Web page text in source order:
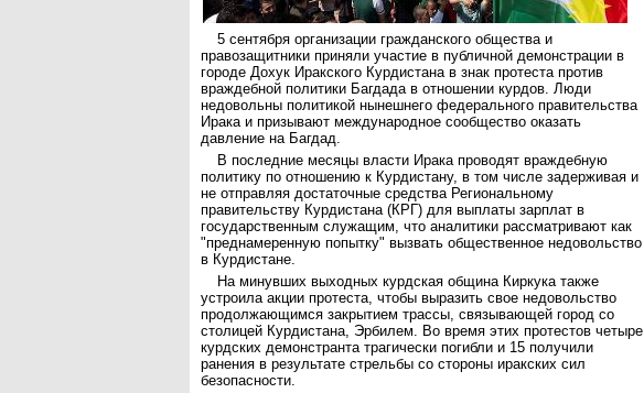
5 сентября организации гражданского общества и
правозащитники приняли участие в публичной демонстрации в
городе Дохук Иракского Курдистана в знак протеста против
враждебной политики Багдада в отношении курдов. Люди
недовольны политикой нынешнего федерального правительства
Ирака и призывают международное сообщество оказать
давление на Багдад.
В последние месяцы власти Ирака проводят враждебную
политику по отношению к Курдистану, в том числе задерживая и
не отправляя достаточные средства Региональному
правительству Курдистана (КРГ) для выплаты зарплат в
государственным служащим, что аналитики рассматривают как
"преднамеренную попытку" вызвать общественное недовольство
в Курдистане.
На минувших выходных курдская община Киркука также
устроила акции протеста, чтобы выразить свое недовольство
продолжающимся закрытием трассы, связывающей город со
столицей Курдистана, Эрбилем. Во время этих протестов четыре
курдских демонстранта трагически погибли и 15 получили
ранения в результате стрельбы со стороны иракских сил
безопасности.